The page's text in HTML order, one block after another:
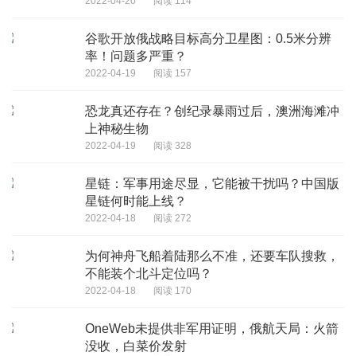
谷歌开放俄战略目标高分卫星图：0.5米分辨
率！问题多严重？
2022-04-19 阅读 157
恐龙真还存在？创纪录暴雨过后，澳洲海滩冲
上神秘生物
2022-04-19 阅读 328
星链：军事用途尽显，它能被干扰吗？中国版
星链何时能上线？
2022-04-18 阅读 272
为何神舟飞船着陆那么不准，还要车队搜救，
不能装个北斗定位吗？
2022-04-18 阅读 170
OneWeb未提供非军用证明，俄航天局：火箭
没收，白菜价发射